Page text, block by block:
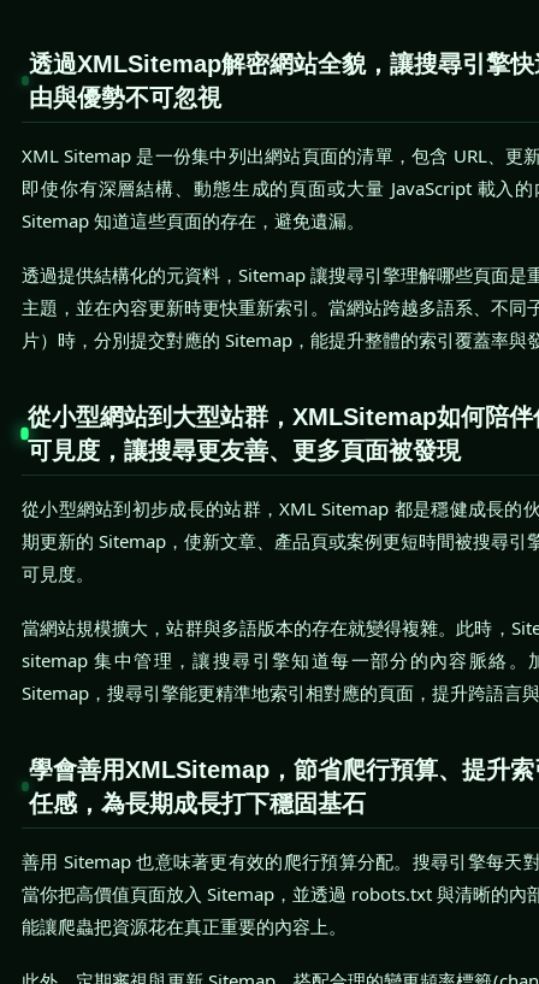
透過XMLSitemap解密網站全貌，讓搜尋引擎
由與優勢不可忽視
XML Sitemap 是一份集中列出網站頁面的清單，包含 URL、更
即使你有深層結構、動態生成的頁面或大量 JavaScript 載入
Sitemap 知道這些頁面的存在，避免遺漏。
透過提供結構化的元資料，Sitemap 讓搜尋引擎理解哪些頁面是
主題，並在內容更新時更快重新索引。當網站跨越多語系、不同
片）時，分別提交對應的 Sitemap，能提升整體的索引覆蓋率與
從小型網站到大型站群，XMLSitemap如何陪
可見度，讓搜尋更友善、更多頁面被發現
從小型網站到初步成長的站群，XML Sitemap 都是穩健成長的
期更新的 Sitemap，使新文章、產品頁或案例更短時間被搜尋引
可見度。
當網站規模擴大，站群與多語版本的存在就變得複雜。此時，
sitemap 集中管理，讓搜尋引擎知道每一部分的內容脈絡。
Sitemap，搜尋引擎能更精準地索引相對應的頁面，提升跨語言
學會善用XMLSitemap，節省爬行預算、提升
任感，為長期成長打下穩固基石
善用 Sitemap 也意味著更有效的爬行預算分配。搜尋引擎每天
當你把高價值頁面放入 Sitemap，並透過 robots.txt 與清晰的內
能讓爬蟲把資源花在真正重要的內容上。